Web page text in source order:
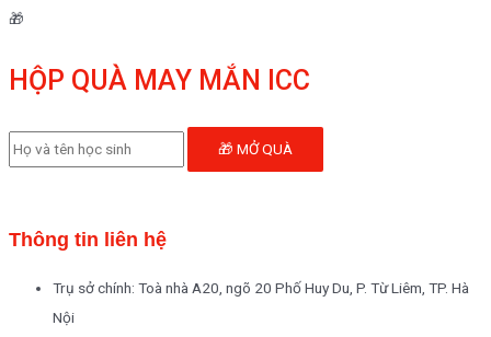
🎁
HỘP QUÀ MAY MẮN ICC
🎁 MỞ QUÀ
Thông tin liên hệ
Trụ sở chính: Toà nhà A20, ngõ 20 Phố Huy Du, P. Từ Liêm, TP. Hà
Nội